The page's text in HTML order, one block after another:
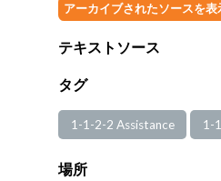
アーカイブされたソースを表
テキストソース
タグ
1-1-2-2 Assistance 1-
場所